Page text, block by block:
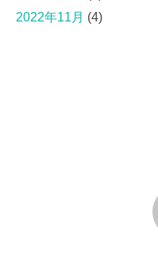
2022年11月 (4)